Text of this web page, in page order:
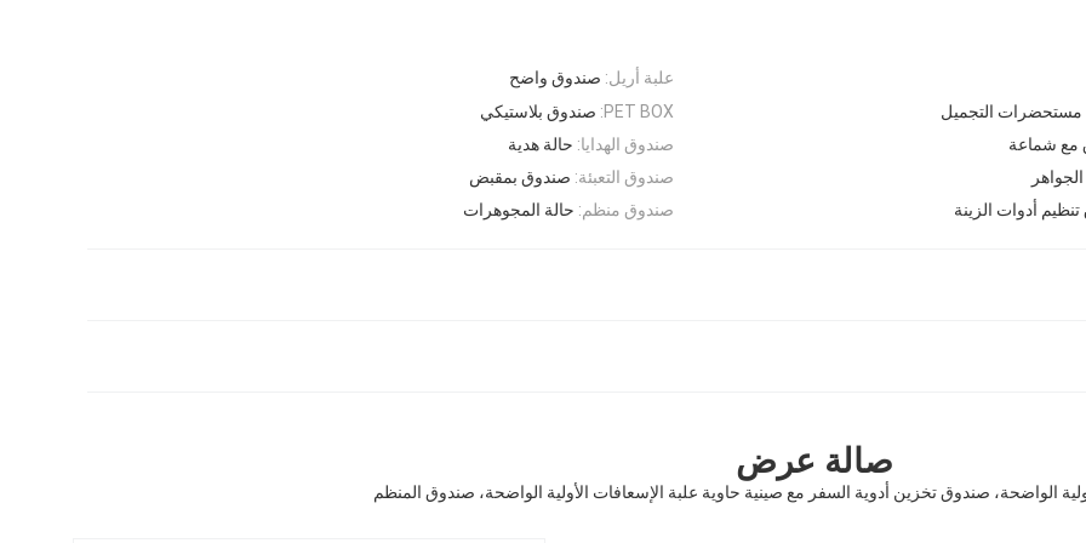
علبة أريل: صندوق واضح
PET BOX: صندوق بلاستيكي
التجميل
صندوق الهدايا: حالة هدية
مع شماعة
صندوق التعبئة: صندوق بمقبض
صندوق منظم: حالة المجوهرات أدوات الزينة
صالة عرض
الواضحة، صندوق تخزين أدوية السفر مع صينية حاوية علبة الإسعافات الأولية الواضحة، صندوق المنظم